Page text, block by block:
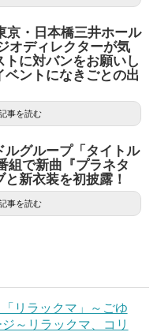
京・日本橋三井ホール
オディレクターが気
トに対バンをお願いし
ベントになきごとの出
事を読む
ルグループ「タイトル
組で新曲『プラネタ
新衣装を初披露！
事を読む
リラックマ」～ごゆ
～リラックマ、コリ